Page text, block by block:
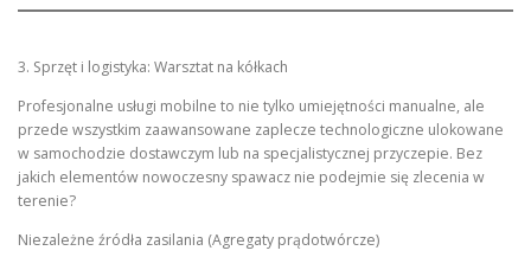
3. Sprzęt i logistyka: Warsztat na kółkach
Profesjonalne usługi mobilne to nie tylko umiejętności manualne, ale
przede wszystkim zaawansowane zaplecze technologiczne ulokowane
w samochodzie dostawczym lub na specjalistycznej przyczepie. Bez
jakich elementów nowoczesny spawacz nie podejmie się zlecenia w
terenie?
Niezależne źródła zasilania (Agregaty prądotwórcze)